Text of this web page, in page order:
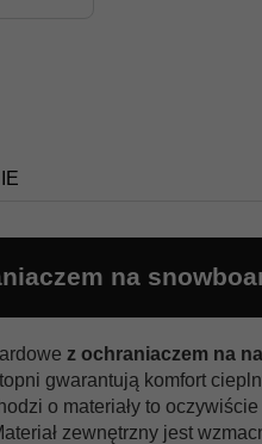
na
z ochraniaczem na
gwarantują komfort
o materiały to
zewnętrzny jest